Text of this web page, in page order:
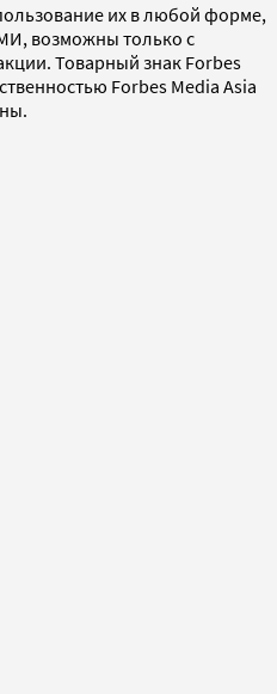
их в любой форме,
возможны только с
Товарный знак Forbes
Forbes Media Asia